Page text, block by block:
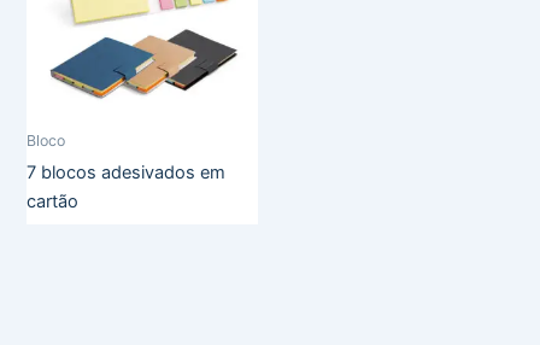
Bloco
7 blocos adesivados em
cartão